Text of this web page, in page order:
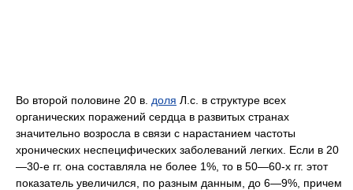
Во второй половине 20 в. доля Л.с. в структуре всех
органических поражений сердца в развитых странах
значительно возросла в связи с нарастанием частоты
хронических неспецифических заболеваний легких. Если в 20
—30-е гг. она составляла не более 1%, то в 50—60-х гг. этот
показатель увеличился, по разным данным, до 6—9%, причем